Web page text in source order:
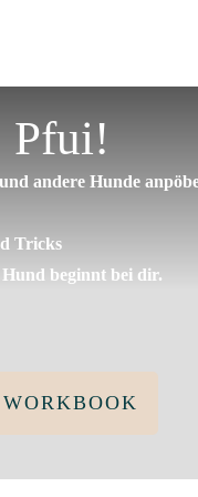
Pfui!
andere Hunde
Tricks
beginnt bei dir.